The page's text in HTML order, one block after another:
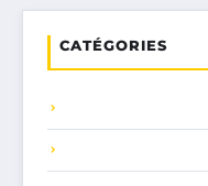
CATÉGORIES